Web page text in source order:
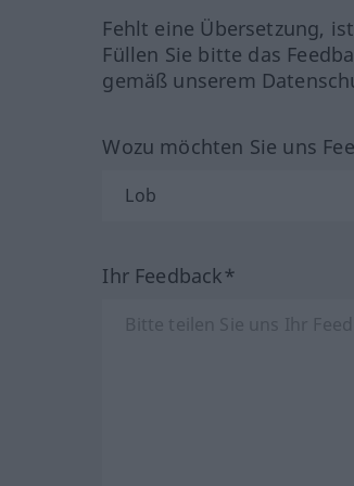
Fehlt eine Übersetzung,
Füllen Sie bitte das
gemäß unserem
Wozu möchten Sie uns
Ihr Feedback*